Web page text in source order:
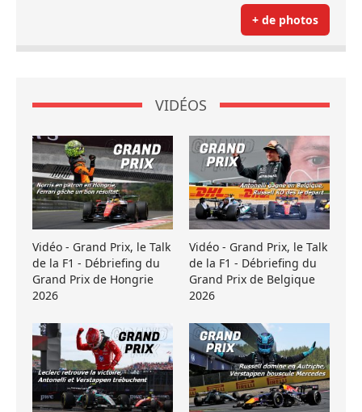
+ de photos
VIDÉOS
Vidéo - Grand Prix, le Talk
de la F1 - Débriefing du
Grand Prix de Hongrie
2026
Vidéo - Grand Prix, le Talk
de la F1 - Débriefing du
Grand Prix de Belgique
2026